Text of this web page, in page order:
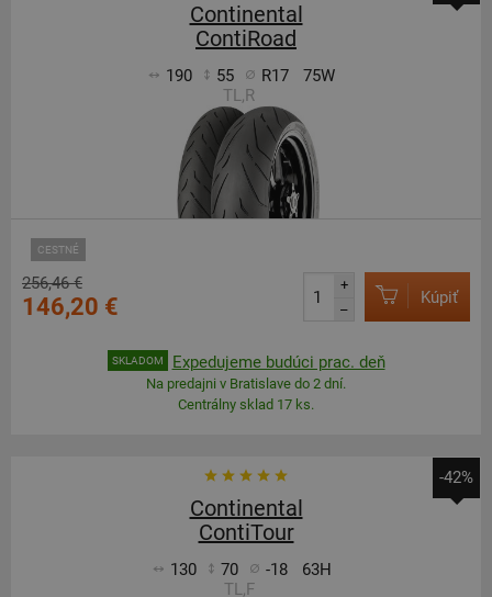
Continental
ContiRoad
190 55 R17
75W
TL,R
CESTNÉ
256,46 €
146,20 €
+
–
Kúpiť
SKLADOM Expedujeme budúci prac. deň
Na predajni v Bratislave do 2 dní.
Centrálny sklad 17 ks.
-42%
Continental
ContiTour
130 70 -18
63H
TL,F